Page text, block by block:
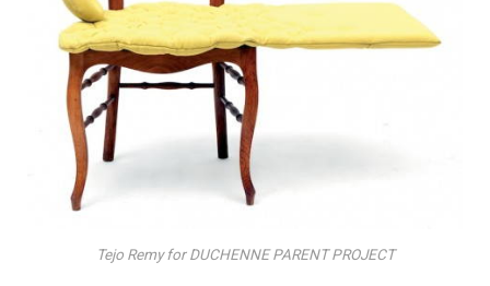
Tejo Remy for DUCHENNE PARENT PROJECT